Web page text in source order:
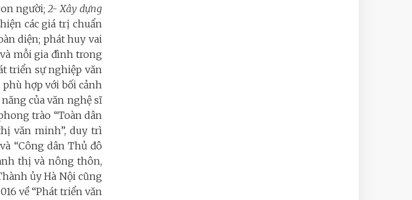
người; 2- Xây dựng
các giá trị chuẩn
diện; phát huy vai
mỗi gia đình trong
triển sự nghiệp văn
hợp với bối cảnh
của văn nghệ sĩ
trào “Toàn dân
văn minh”, duy trì
“Công dân Thủ đô
thị và nông thôn,
ủy Hà Nội cũng
về “Phát triển văn